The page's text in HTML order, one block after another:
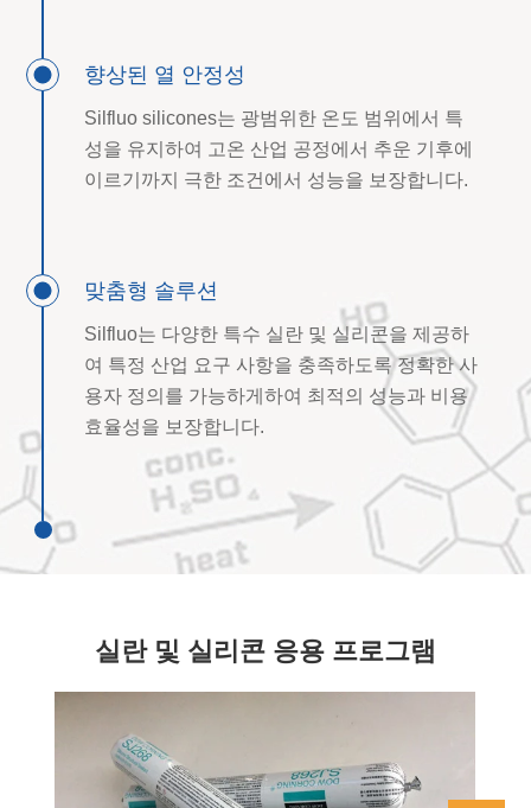
향상된 열 안정성
Silfluo silicones는 광범위한 온도 범위에서 특
성을 유지하여 고온 산업 공정에서 추운 기후에
이르기까지 극한 조건에서 성능을 보장합니다.
맞춤형 솔루션
Silfluo는 다양한 특수 실란 및 실리콘을 제공하
여 특정 산업 요구 사항을 충족하도록 정확한 사
용자 정의를 가능하게하여 최적의 성능과 비용
효율성을 보장합니다.
실란 및 실리콘 응용 프로그램